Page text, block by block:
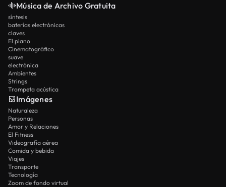
Música de Archivo Gratuita
síntesis
baterías electrónicas
claves
El piano
Cinematográfico
suave
electrónica
Ambientes
Strings
Trompeta acústica
Imágenes
Naturaleza
Personas
Amor y Relaciones
El Fitness
Videografía aérea
Comida y bebida
Viajes
Transporte
Tecnología
Zoom de fondo virtual